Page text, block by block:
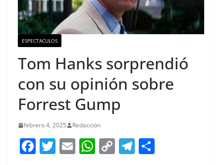
ESPECTACULOS
Tom Hanks sorprendió
con su opinión sobre
Forrest Gump
febrero 4, 2025 Redacción
F T E W C T